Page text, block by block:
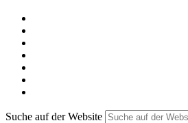
Suche auf der Website